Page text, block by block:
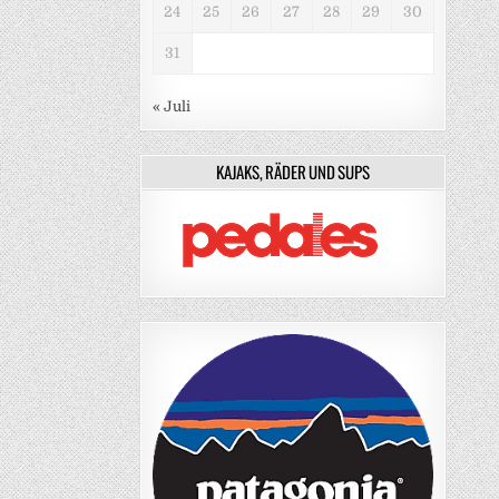
24 25 26 27 28 29 30
31
« Juli
KAJAKS, RÄDER UND SUPS